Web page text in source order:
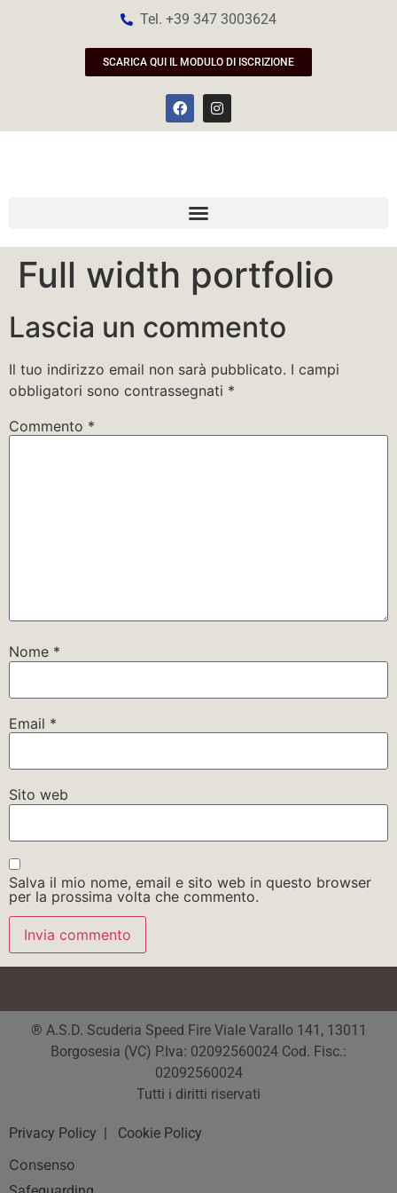
Tel. +39 347 3003624
SCARICA QUI IL MODULO DI ISCRIZIONE
Full width portfolio
Lascia un commento
Il tuo indirizzo email non sarà pubblicato. I campi
obbligatori sono contrassegnati *
Commento *
Nome *
Email *
Sito web
Salva il mio nome, email e sito web in questo browser
per la prossima volta che commento.
® A.S.D. Scuderia Speed Fire Viale Varallo 141, 13011
Borgosesia (VC) P.Iva: 02092560024 Cod. Fisc.:
02092560024
Tutti i diritti riservati
Privacy Policy | Cookie Policy
Consenso